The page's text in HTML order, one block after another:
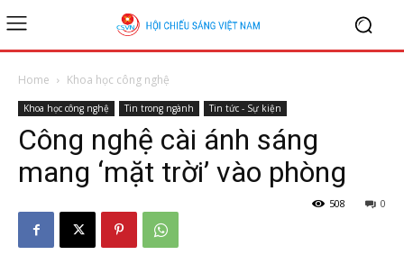
Home Khoa học công nghệ
Khoa học công nghệ Tin trong ngành Tin tức - Sự kiện
Công nghệ cài ánh sáng
mang ‘mặt trời’ vào phòng
0
508